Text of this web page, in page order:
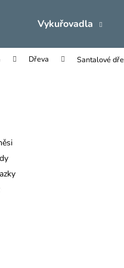
Vykuřovadla
Dřeva Santalové